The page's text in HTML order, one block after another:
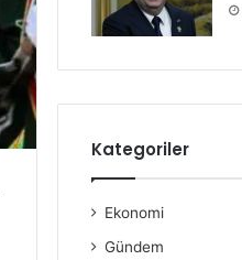
Kategoriler
Ekonomi
Gündem